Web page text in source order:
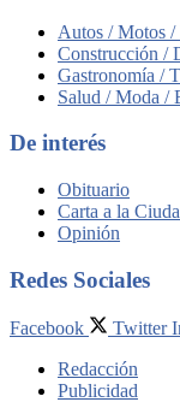
Autos / Motos
Construcción /
Gastronomía /
Salud / Moda /
De interés
Obituario
Carta a la
Opinión
Redes Sociales
Facebook Twitter
Redacción
Publicidad